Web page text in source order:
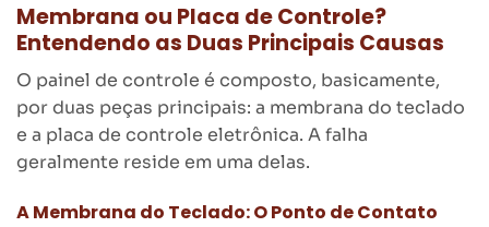
Membrana ou Placa de Controle?
Entendendo as Duas Principais Causas
O painel de controle é composto, basicamente,
por duas peças principais: a membrana do teclado
e a placa de controle eletrônica. A falha
geralmente reside em uma delas.
A Membrana do Teclado: O Ponto de Contato